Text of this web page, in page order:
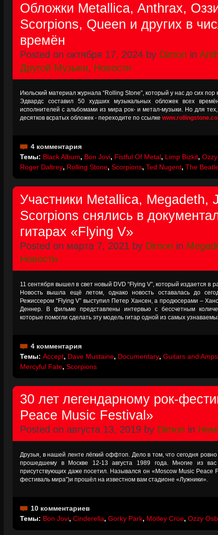
Обложки Metallica, Anthrax,
Scorpions, Queen и других в
времён
Posted on октября 17, 2024 by Dimon in
Другой Музыки, Новости
Июльский материал журнала “Rolling Stone”, который у нас до сих
Эдвардс составил 50 худших музыкальных обложек всех
исполнителей с альбомами из мира рок- и метал-музыки. Но для
десятков всратых обложек - переходите по ссылке
4 комментария
Темы: Black Album, Bon Jovi, Fistful Of Metal, Limp Bizkit,
Roger Daltrey, Rolling Stone, Scorpions, Ted Nugent, The
Участники Metallica, Megadeth,
Scorpions снялись в
гитарах «Flying V»
Posted on марта 7, 2021 by Dimon in
Новости
11 сентября вышел в свет новый DVD “Flying V”, который издается в
Новость вышла ещё летом, однако новость оставалась до
Режиссером “Flying V” выступил Петер Хансен, а продюсерами –
Деннер. В фильме представлены интервью с бессчетным
которые помогли сделать эту модель гитар одной из самых
4 комментария
Темы: Accept, Dave Mustaine, Documentary, Guitars and Amps
Mercyful Fate, Scorpions
30 лет легендарному рок-
Peace Music Festival»
Posted on августа 13, 2019 by Dimon in
Друзья, в нашей ленте лёгкий оффтоп. Дело в том, что сегодня
прошедшему в Москве 12-13 августа 1989 года. Многие из
присутствующих даже посетил. Назывался он «Moscow Music Peace
фестиваль мира”)и прошёл на известном вам стадионе «Лужники».
10 комментариев
Темы: Bon Jovi, Cinderella, Gorky Park, Mötley Crüe, Ozzy